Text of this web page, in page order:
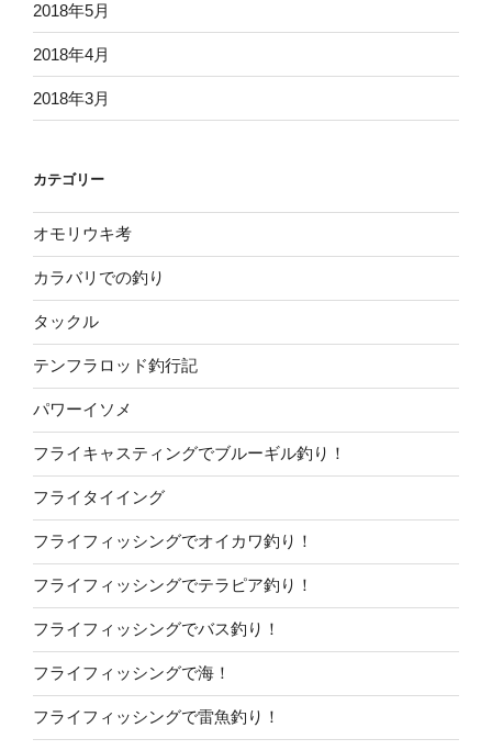
2018年5月
2018年4月
2018年3月
カテゴリー
オモリウキ考
カラバリでの釣り
タックル
テンフラロッド釣行記
パワーイソメ
フライキャスティングでブルーギル釣り！
フライタイイング
フライフィッシングでオイカワ釣り！
フライフィッシングでテラピア釣り！
フライフィッシングでバス釣り！
フライフィッシングで海！
フライフィッシングで雷魚釣り！